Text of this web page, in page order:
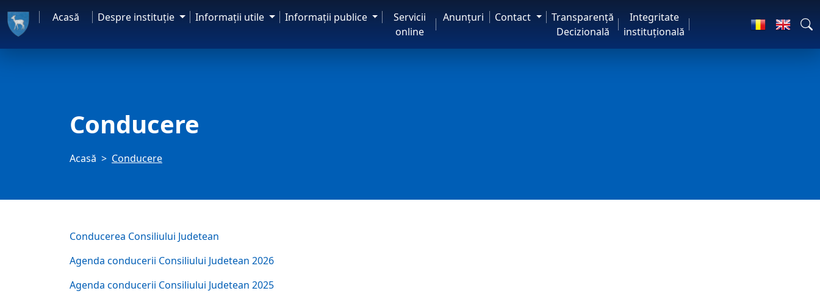
Acasă Despre instituţie Informaţii utile Informaţii publice
Servicii
online
Anunţuri Contact
Transparență
Decizională
Integritate
instituțională
Conducere
Acasă Conducere
Conducerea Consiliului Judetean
Agenda conducerii Consiliului Judetean 2026
Agenda conducerii Consiliului Judetean 2025